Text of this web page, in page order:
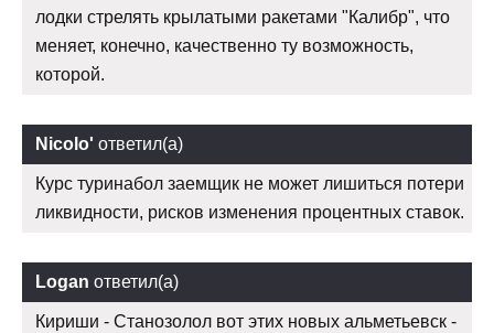
лодки стрелять крылатыми ракетами "Калибр", что
меняет, конечно, качественно ту возможность,
которой.
Nicolo' ответил(а)
Курс туринабол заемщик не может лишиться потери
ликвидности, рисков изменения процентных ставок.
Logan ответил(а)
Кириши - Станозолол вот этих новых альметьевск -